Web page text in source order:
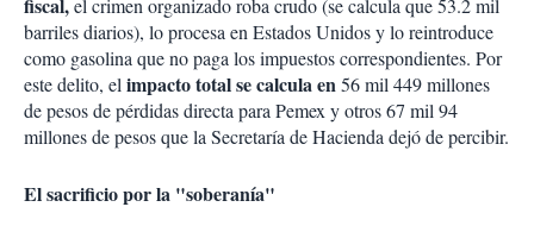
fiscal,el crimen organizado roba crudo (se calcula que 53.2 mil
barriles diarios), lo procesa en Estados Unidos y lo reintroduce
como gasolina que no paga los impuestos correspondientes. Por
este delito, elimpacto total se calcula en56 mil 449 millones
de pesos de pérdidas directa para Pemex y otros 67 mil 94
millones de pesos que la Secretaría de Hacienda dejó de percibir.
El sacrificio por la "soberanía"